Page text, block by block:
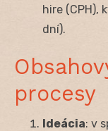
hire (CPH),
dní).
procesy
Ideácia: v